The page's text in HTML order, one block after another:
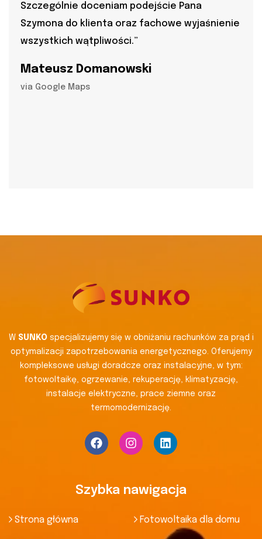
Szczególnie doceniam podejście Pana
Szymona do klienta oraz fachowe wyjaśnienie
wszystkich wątpliwości.”
Mateusz Domanowski
via Google Maps
W SUNKOspecjalizujemy się w obniżaniu rachunków za prąd i
optymalizacji zapotrzebowania energetycznego. Oferujemy
kompleksowe usługi doradcze oraz instalacyjne, w tym:
fotowoltaikę, ogrzewanie, rekuperację, klimatyzację,
instalacje elektryczne, prace ziemne oraz
termomodernizację.
Szybka nawigacja
Strona główna Fotowoltaika dla domu